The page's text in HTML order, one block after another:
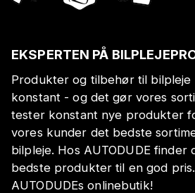
EKSPERTEN PÅ
Produkter og tilbehør til bilpleje
konstant - og det gør vores
tester konstant nye produkter
vores kunder det bedste
bilpleje. Hos AUTODUDE finder
bedste produkter til en god
AUTODUDEs onlinebutik!